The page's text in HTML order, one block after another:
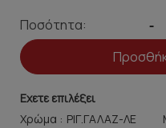
Ποσότητα: -
Εχετε επιλέξει
Χρώμα :